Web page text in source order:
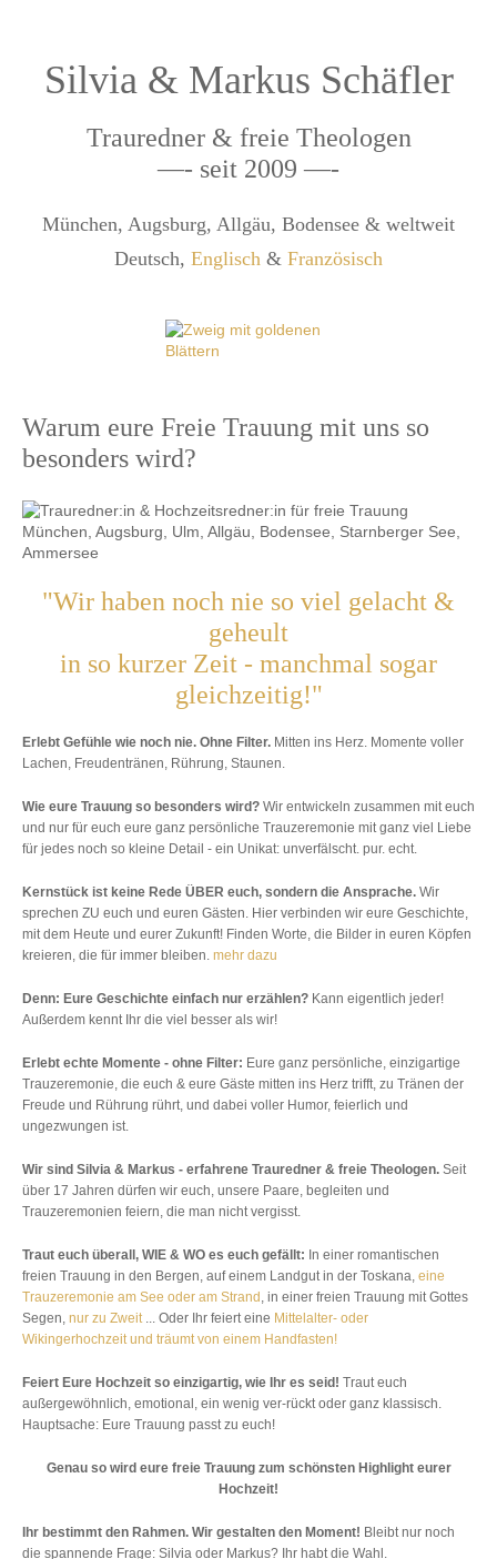
Silvia & Markus Schäfler
Trauredner & freie Theologen
—- seit 2009 —-
München, Augsburg, Allgäu, Bodensee & weltweit
Deutsch, Englisch & Französisch
Warum eure Freie Trauung mit uns so
besonders wird?
"Wir haben noch nie so viel gelacht &
geheult
in so kurzer Zeit - manchmal sogar
gleichzeitig!"
Erlebt Gefühle wie noch nie. Ohne Filter. Mitten ins Herz. Momente voller
Lachen, Freudentränen, Rührung, Staunen.
Wie eure Trauung so besonders wird? Wir entwickeln zusammen mit euch
und nur für euch eure ganz persönliche Trauzeremonie mit ganz viel Liebe
für jedes noch so kleine Detail - ein Unikat: unverfälscht. pur. echt.
Kernstück ist keine Rede ÜBER euch, sondern die Ansprache. Wir
sprechen ZU euch und euren Gästen. Hier verbinden wir eure Geschichte,
mit dem Heute und eurer Zukunft! Finden Worte, die Bilder in euren Köpfen
kreieren, die für immer bleiben. mehr dazu
Denn: Eure Geschichte einfach nur erzählen? Kann eigentlich jeder!
Außerdem kennt Ihr die viel besser als wir!
Erlebt echte Momente - ohne Filter: Eure ganz persönliche, einzigartige
Trauzeremonie, die euch & eure Gäste mitten ins Herz trifft, zu Tränen der
Freude und Rührung rührt, und dabei voller Humor, feierlich und
ungezwungen ist.
Wir sind Silvia & Markus - erfahrene Trauredner & freie Theologen. Seit
über 17 Jahren dürfen wir euch, unsere Paare, begleiten und
Trauzeremonien feiern, die man nicht vergisst.
Traut euch überall, WIE & WO es euch gefällt: In einer romantischen
freien Trauung in den Bergen, auf einem Landgut in der Toskana, eine
Trauzeremonie am See oder am Strand , in einer freien Trauung mit Gottes
Segen, nur zu Zweit... Oder Ihr feiert eine Mittelalter- oder
Wikingerhochzeit und träumt von einem Handfasten!
Feiert Eure Hochzeit so einzigartig, wie Ihr es seid! Traut euch
außergewöhnlich, emotional, ein wenig ver-rückt oder ganz klassisch.
Hauptsache: Eure Trauung passt zu euch!
Genau so wird eure freie Trauung zum schönsten Highlight eurer
Hochzeit!
Ihr bestimmt den Rahmen. Wir gestalten den Moment! Bleibt nur noch
die spannende Frage: Silvia oder Markus? Ihr habt die Wahl.